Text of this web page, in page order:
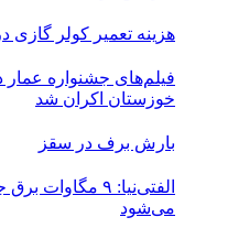
هزینه تعمیر کولر گازی در
خوزستان اکران شد
بارش برف در سقز
الفتی‌نیا: ۹
می‌شود